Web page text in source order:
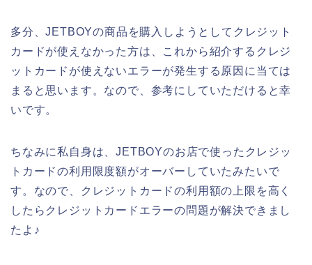
多分、JETBOYの商品を購入しようとしてクレジット
カードが使えなかった方は、これから紹介するクレジ
ットカードが使えないエラーが発生する原因に当ては
まると思います。なので、参考にしていただけると幸
いです。
ちなみに私自身は、JETBOYのお店で使ったクレジッ
トカードの利用限度額がオーバーしていたみたいで
す。なので、クレジットカードの利用額の上限を高く
したらクレジットカードエラーの問題が解決できまし
たよ♪